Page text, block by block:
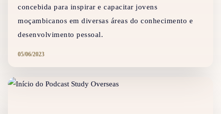
concebida para inspirar e capacitar jovens
moçambicanos em diversas áreas do conhecimento e
desenvolvimento pessoal.
05/06/2023